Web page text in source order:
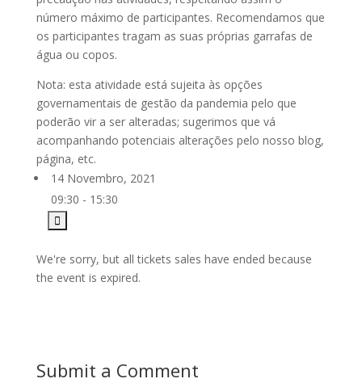
número máximo de participantes. Recomendamos que
os participantes tragam as suas próprias garrafas de
água ou copos.
Nota: esta atividade está sujeita às opções
governamentais de gestão da pandemia pelo que
poderão vir a ser alteradas; sugerimos que vá
acompanhando potenciais alterações pelo nosso blog,
página, etc.
14 Novembro, 2021
09:30 - 15:30
We're sorry, but all tickets sales have ended because
the event is expired.
Submit a Comment